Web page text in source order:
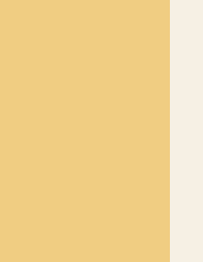
d'Aguja